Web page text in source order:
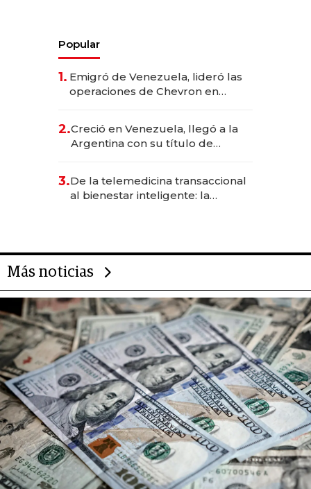
Popular
1. Emigró de Venezuela, lideró las
operaciones de Chevron en
2.Creció en Venezuela, llegó a la
Argentina con su título de
las marcas "fast premium"
3.De la telemedicina transaccional
al bienestar inteligente: la
Más noticias